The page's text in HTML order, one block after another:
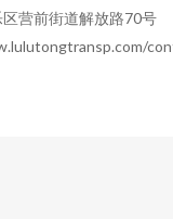
营前街道解放路70号